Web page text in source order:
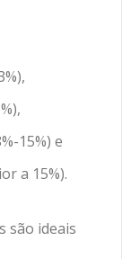
15%) e
a 15%).
são ideais